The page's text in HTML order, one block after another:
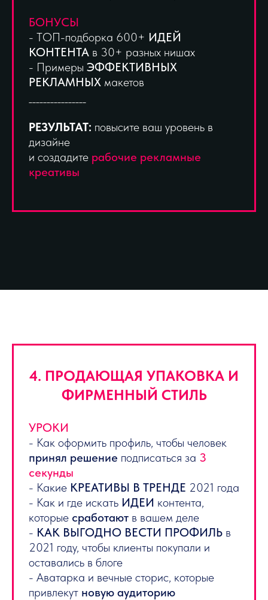
БОНУСЫ
- ТОП-подборка 600+ ИДЕЙ
КОНТЕНТА в 30+ разных нишах
- Примеры ЭФФЕКТИВНЫХ
РЕКЛАМНЫХ макетов
РЕЗУЛЬТАТ: повысите ваш уровень в
дизайне
и создадите рабочие рекламные
креативы
4. ПРОДАЮЩАЯ УПАКОВКА И
ФИРМЕННЫЙ СТИЛЬ
УРОКИ
- Как оформить профиль, чтобы человек
принял решение подписаться за 3
секунды
- Какие КРЕАТИВЫ В ТРЕНДЕ 2021 года
- Как и где искать ИДЕИ контента,
которые сработают в вашем деле
- КАК ВЫГОДНО ВЕСТИ ПРОФИЛЬ в
2021 году, чтобы клиенты покупали и
оставались в блоге
- Аватарка и вечные сторис, которые
привлекут новую аудиторию